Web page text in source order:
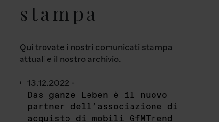
stampa
Qui trovate i nostri comunicati stampa
attuali e il nostro archivio.
13.12.2022 -
Das ganze Leben è il nuovo
partner dell’associazione di
acquisto di mobili GfMTrend